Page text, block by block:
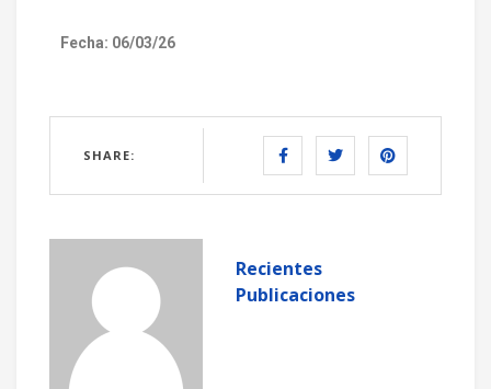
Fecha: 06/03/26
SHARE:
Recientes
Publicaciones